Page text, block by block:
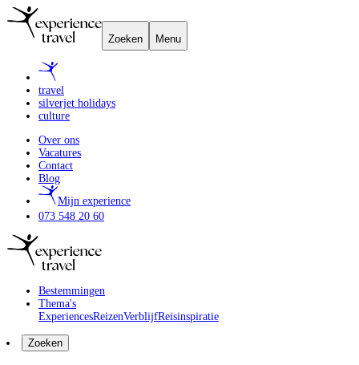
Zoeken Menu
travel
silverjet holidays
culture
Over ons
Vacatures
Contact
Blog
Mijn experience
073 548 20 60
Bestemmingen
Thema's
ExperiencesReizenVerblijfReisinspiratie
Zoeken